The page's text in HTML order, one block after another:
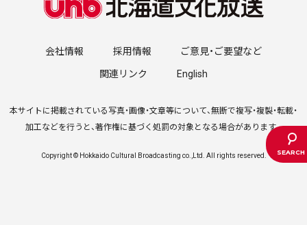
会社情報 採用情報 ご意見・ご要望など
関連リンク English
本サイトに掲載されている写真・画像・文章等について、無断で複写・複製・転載・
加工などを行うと、著作権に基づく処罰の対象となる場合があります。
Copyright © Hokkaido Cultural Broadcasting co.,Ltd. All rights reserved.